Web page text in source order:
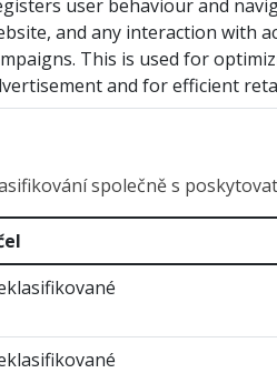
user behaviour and
and any interaction with
This is used for
and for efficient
společně s